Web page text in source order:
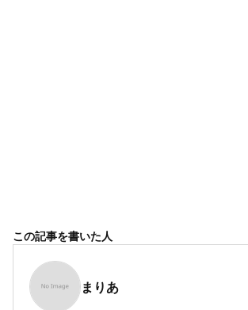
この記事を書いた人
まりあ